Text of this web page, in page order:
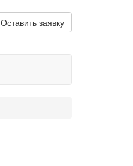
Оставить заявку